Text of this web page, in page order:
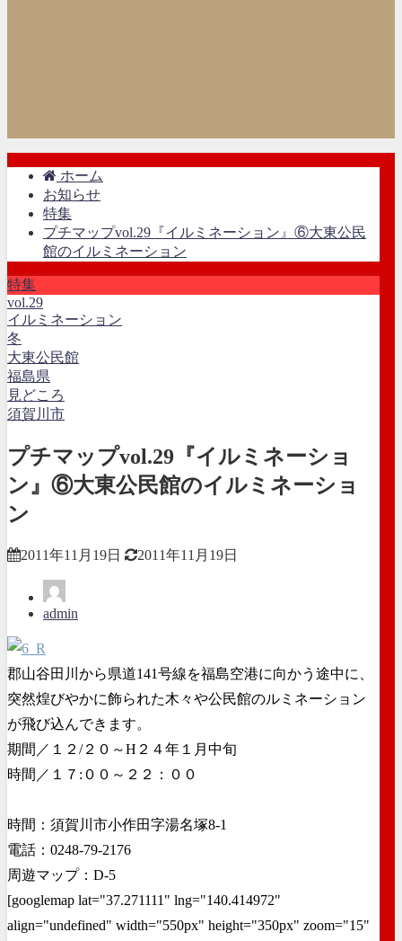
ホーム
お知らせ
特集
プチマップvol.29『イルミネーション』⑥大東公民
館のイルミネーション
特集
vol.29
イルミネーション
冬
大東公民館
福島県
見どころ
須賀川市
プチマップvol.29『イルミネーショ
ン』⑥大東公民館のイルミネーショ
ン
2011年11月19日 2011年11月19日
admin
郡山谷田川から県道141号線を福島空港に向かう途中に、
突然煌びやかに飾られた木々や公民館のルミネーション
が飛び込んできます。
期間／１２/２０～H２４年１月中旬
時間／１７:００～２２：００
時間：須賀川市小作田字湯名塚8-1
電話：0248-79-2176
周遊マップ：D-5
[googlemap lat="37.271111" lng="140.414972"
align="undefined" width="550px" height="350px" zoom="15"